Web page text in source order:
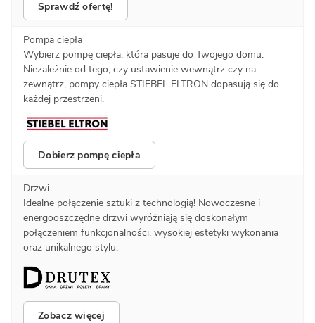
Sprawdź ofertę!
Pompa ciepła
Wybierz pompę ciepła, która pasuje do Twojego domu.
Niezależnie od tego, czy ustawienie wewnątrz czy na
zewnątrz, pompy ciepła STIEBEL ELTRON dopasują się do
każdej przestrzeni.
Dobierz pompę ciepła
Drzwi
Idealne połączenie sztuki z technologią! Nowoczesne i
energooszczędne drzwi wyróżniają się doskonałym
połączeniem funkcjonalności, wysokiej estetyki wykonania
oraz unikalnego stylu.
Zobacz więcej